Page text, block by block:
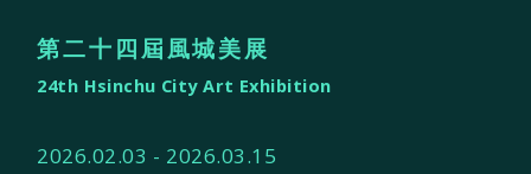
第二十四屆風城美展
24th Hsinchu City Art Exhibition
2026.02.03 - 2026.03.15